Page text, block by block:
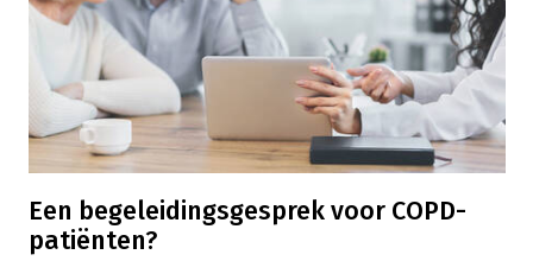
Een begeleidingsgesprek voor COPD-
patiënten?